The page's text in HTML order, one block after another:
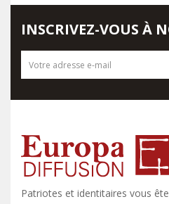
Patriotes et identitaires vous